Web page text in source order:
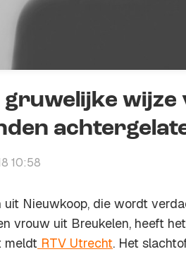
10:58
Nieuwkoop, die wordt
vrouw uit Breukelen, heeft
meldt RTV Utrecht. Het